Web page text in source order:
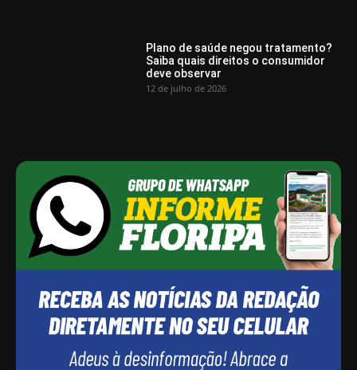
Plano de saúde negou tratamento?
Saiba quais direitos o consumidor
deve observar
12 de julho de 2026